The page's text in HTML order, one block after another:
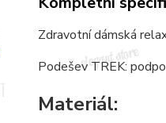
Zdravotní dámská
Podešev TREK:
Materiál: